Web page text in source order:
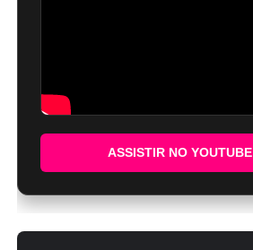
ASSISTIR NO YOUTUBE